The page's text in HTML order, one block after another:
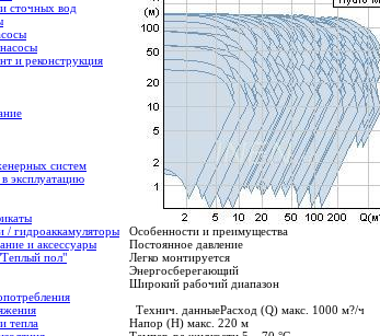
сточных вод
и реконструкция
систем
эксплуатацию
/ гидроаккамуляторы
и аксессуары
пол"
тепла
Особенности и преимущества
Постоянное давление
Легко монтируется
Энергосберегающий
Широкий рабочий диапазон
Технич. данныеРасход (Q) макс. 1000 м?/ч
Напор (Н) макс. 220 м